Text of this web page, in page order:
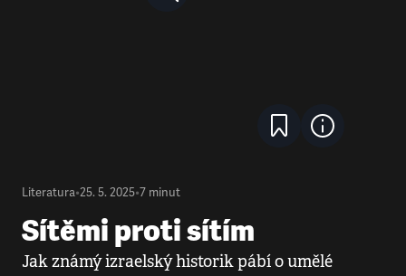
Literatura•25. 5. 2025•7 minut
Sítěmi proti sítím
Jak známý izraelský historik pábí o umělé